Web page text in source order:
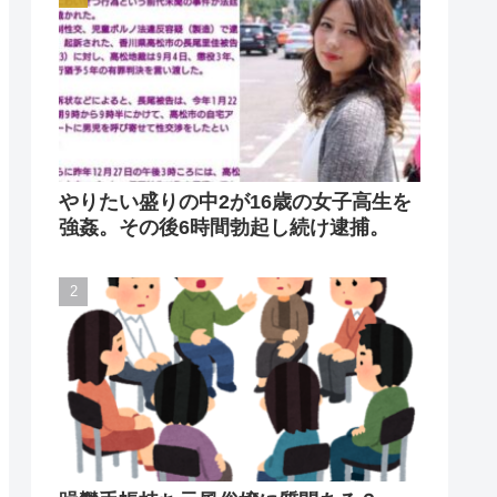
やりたい盛りの中2が16歳の女子高生を
強姦。その後6時間勃起し続け逮捕。